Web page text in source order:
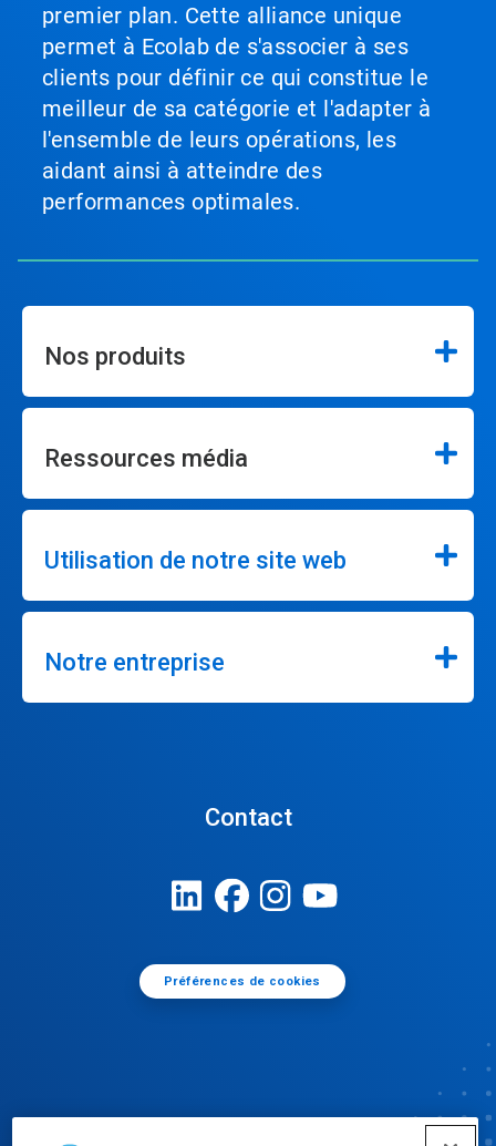
premier plan. Cette alliance unique
permet à Ecolab de s'associer à ses
clients pour définir ce qui constitue le
meilleur de sa catégorie et l'adapter à
l'ensemble de leurs opérations, les
aidant ainsi à atteindre des
performances optimales.
Nos produits
Ressources média
Utilisation de notre site web
Notre entreprise
Contact
Préférences de cookies